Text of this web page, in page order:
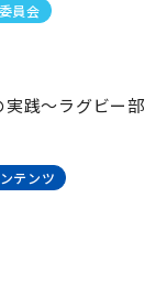
員会
実践～ラグビー部
テンツ